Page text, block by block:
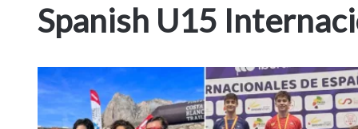
Spanish U15